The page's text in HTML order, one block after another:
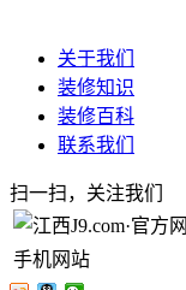
关于我们
装修知识
装修百科
联系我们
扫一扫，关注我们
手机网站